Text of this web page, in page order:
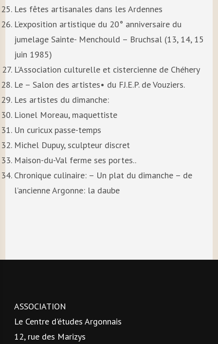
Les fêtes artisanales dans les Ardennes
L’exposition artistique du 20° anniversaire du
jumelage Sainte- Menchould – Bruchsal (13, 14, 15
juin 1985)
L’Association culturelle et cistercienne de Chéhery
Le – Salon des artistes• du FJ.E.P. de Vouziers.
Les artistes du dimanche:
Lionel Moreau, maquettiste
Un curicux passe-temps
Michel Dupuy, sculpteur discret
Maison-du-Val ferme ses portes..
Chronique culinaire: – Un plat du dimanche – de
l’ancienne Argonne: la daube
ASSOCIATION
Le Centre d'études Argonnais
12, rue des Marizys